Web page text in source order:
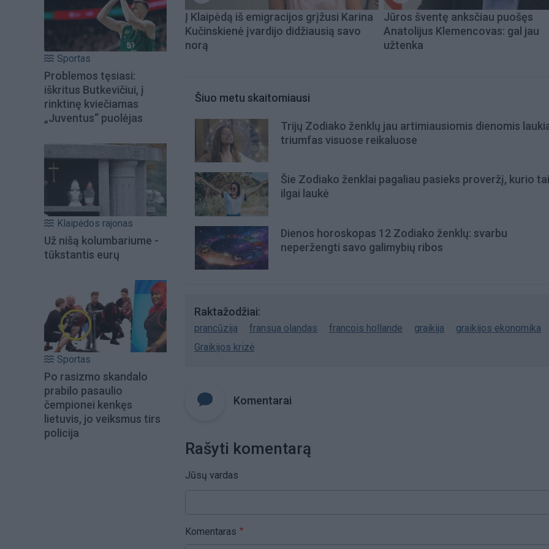
Sportas
Problemos tęsiasi:
iškritus Butkevičiui, į
rinktinę kviečiamas
„Juventus“ puolėjas
Klaipėdos rajonas
Už nišą kolumbariume -
tūkstantis eurų
Sportas
Po rasizmo skandalo
prabilo pasaulio
čempionei kenkęs
lietuvis, jo veiksmus tirs
policija
Į Klaipėdą iš emigracijos grįžusi Karina
Kučinskienė įvardijo didžiausią savo
norą
Jūros šventę anksčiau puošęs
Anatolijus Klemencovas: gal jau
užtenka
Šiuo metu skaitomiausi
Trijų Zodiako ženklų jau artimiausiomis dienomis
triumfas visuose reikaluose
Šie Zodiako ženklai pagaliau pasieks proveržį, kurio
ilgai laukė
Dienos horoskopas 12 Zodiako ženklų: svarbu
neperžengti savo galimybių ribos
Raktažodžiai
prancūzija fransua olandas francois hollande graikija
graikijos ekonomika
Graikijos krizė
Komentarai
Rašyti komentarą
Jūsų vardas
Komentaras